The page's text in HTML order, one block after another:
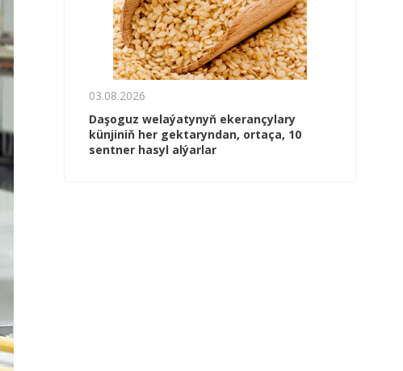
03.08.2026
Daşoguz welaýatynyň ekerançylary
künjiniň her gektaryndan, ortaça, 10
sentner hasyl alýarlar